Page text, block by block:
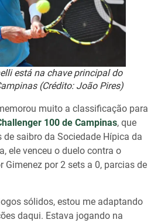
está na chave principal do
(Crédito: João Pires)
muito a classificação para
100 de Campinas, que
de saibro da Sociedade Hípica da
ele venceu o duelo contra o
Gimenez por 2 sets a 0, parcias de
sólidos, estou me adaptando
daqui. Estava jogando na